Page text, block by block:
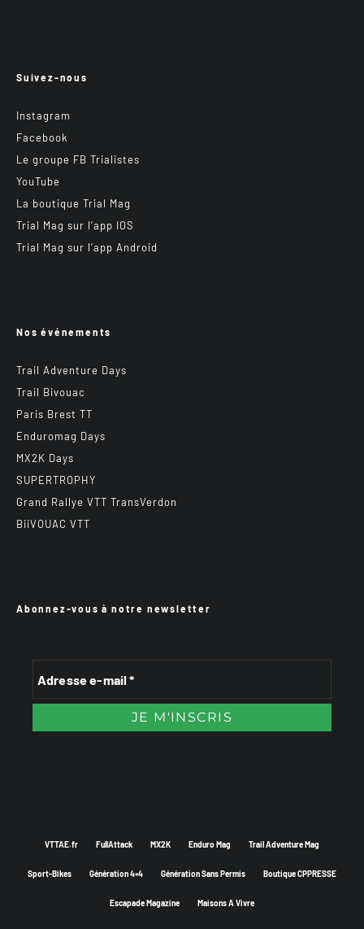
Suivez-nous
Instagram
Facebook
Le groupe FB Trialistes
YouTube
La boutique Trial Mag
Trial Mag sur l’app IOS
Trial Mag sur l’app Android
Nos événements
Trail Adventure Days
Trail Bivouac
Paris Brest TT
Enduromag Days
MX2K Days
SUPERTROPHY
Grand Rallye VTT TransVerdon
BiiVOUAC VTT
Abonnez-vous à notre newsletter
VTTAE.fr FullAttack MX2K Enduro Mag Trail Adventure Mag
Sport-Bikes Génération 4×4 Génération Sans Permis Boutique CPPRESSE
Escapade Magazine Maisons A Vivre